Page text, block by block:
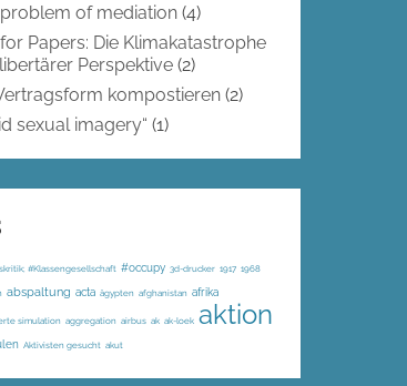
of mediation (4)
Papers: Die Klimakatastrophe
Perspektive (2)
kompostieren (2)
sexual imagery“ (1)
#Klassengesellschaft #occupy 3d-drucker 1917 1968
abspaltung acta ägypten afghanistan afrika
simulation aggregation airbus ak ak-loek aktion
Aktivisten gesucht akut